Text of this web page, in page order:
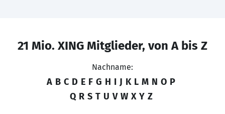
21 Mio. XING Mitglieder, von A bis Z
Nachname:
A B C D E F G H I J K L M N O P
Q R S T U V W X Y Z